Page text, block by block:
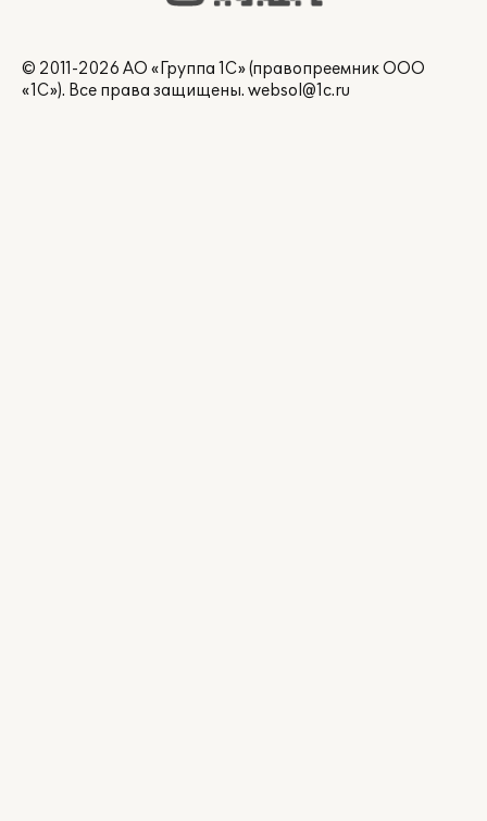
© 2011-2026 АО «Группа 1С» (правопреемник ООО
«1С»). Все права защищены. websol@1c.ru